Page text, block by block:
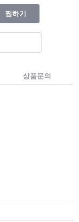
찜하기
상품문의